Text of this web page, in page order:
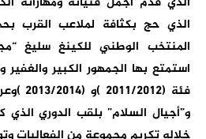
الذي حج بكثافة لملاعب القرب
المنتخب الوطني للكينغ سليغ
استمتع بها الجمهور الكبير
فئة
و”أجيال السلام” بلقب الدوري